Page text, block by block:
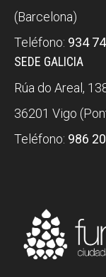
(Barcelona)
Teléfono: 934
SEDE GALICIA
Rúa do Areal,
36201 Vigo
Teléfono: 986